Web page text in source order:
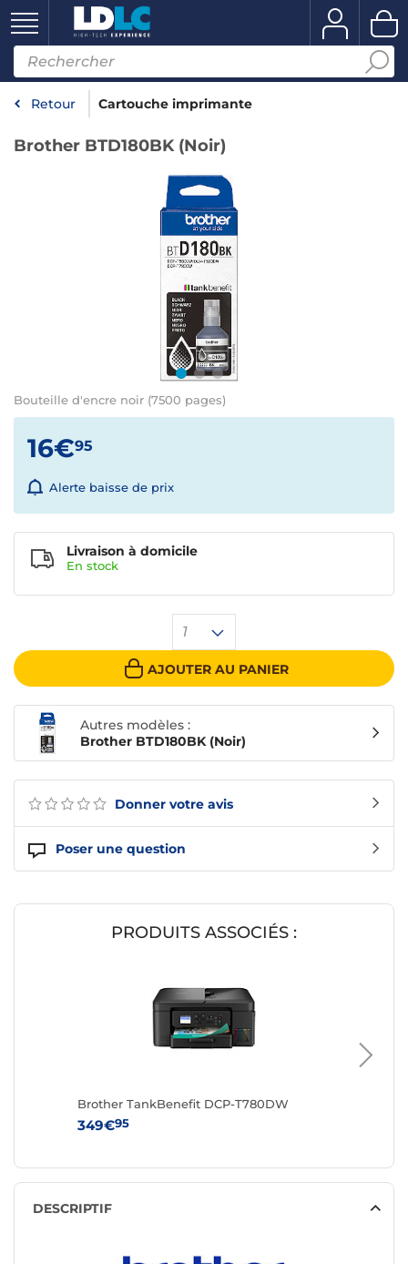
Retour Cartouche imprimante
Brother BTD180BK (Noir)
Bouteille d'encre noir (7500 pages)
Donner votre avis
Poser une question
16€95
Alerte baisse de prix
1
AJOUTER AU PANIER
Livraison à domicile
En stock
Autres modèles :
Brother BTD180BK (Noir)
PRODUITS ASSOCIÉS :
Brother TankBenefit DCP-T780DW
349€95
DESCRIPTIF